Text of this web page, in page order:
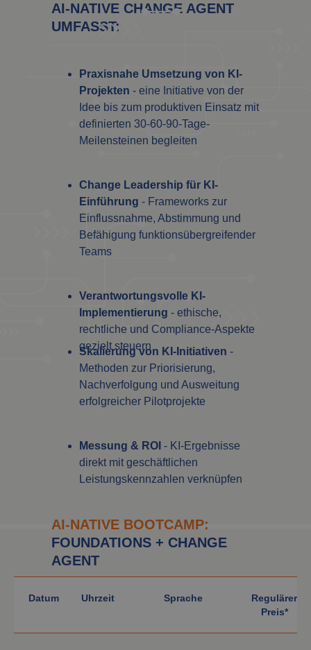
AI-NATIVE CHANGE AGENT
UMFASST:
Praxisnahe Umsetzung von KI-
Projekten - eine Initiative von der
Idee bis zum produktiven Einsatz mit
definierten 30-60-90-Tage-
Meilensteinen begleiten
Change Leadership für KI-
Einführung - Frameworks zur
Einflussnahme, Abstimmung und
Befähigung funktionsübergreifender
Teams
Verantwortungsvolle KI-
Implementierung - ethische,
rechtliche und Compliance-Aspekte
gezielt steuern
Skalierung von KI-Initiativen -
Methoden zur Priorisierung,
Nachverfolgung und Ausweitung
erfolgreicher Pilotprojekte
Messung & ROI - KI-Ergebnisse
direkt mit geschäftlichen
Leistungskennzahlen verknüpfen
AI-NATIVE BOOTCAMP:
FOUNDATIONS + CHANGE
AGENT
Datum Uhrzeit Sprache
Regulärer
Preis*